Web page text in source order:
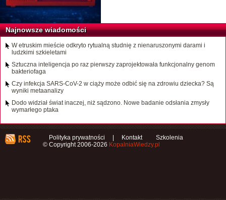
Najnowsze wiadomości
W etruskim mieście odkryto rytualną studnię z nienaruszonymi darami i
ludzkimi szkieletami
Sztuczna inteligencja po raz pierwszy zaprojektowała funkcjonalny genom
bakteriofaga
Czy infekcja SARS-CoV-2 w ciąży może odbić się na zdrowiu dziecka? Są
wyniki metaanalizy
Dodo widział świat inaczej, niż sądzono. Nowe badanie odsłania zmysły
wymarłego ptaka
Polityka prywatności Kontakt
Szkolenia
© Copyright 2006-2026 KopalniaWiedzy.pl